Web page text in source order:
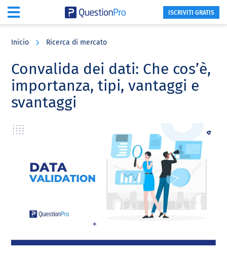
content
sidebar
ISCRIVITI GRATIS
Inicio Ricerca di mercato
Convalida dei dati: Che cos’è,
importanza, tipi, vantaggi e
svantaggi